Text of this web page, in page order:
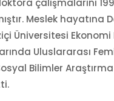
çalışmalarını
Meslek
Üniversitesi
Uluslararası
Bilimler